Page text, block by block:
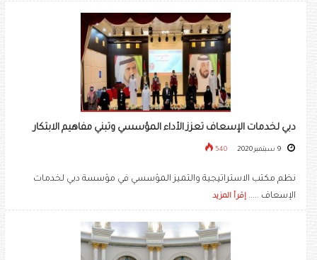
دبي لخدمات الإسعاف تعزز الأداء المؤسسي وتبني مفاهيم الابتكار
540
نظم مكتب الاستراتيجية والتميز المؤسسي في مؤسسة دبي لخدمات
الإسعاف ..... إقرأ المزيد